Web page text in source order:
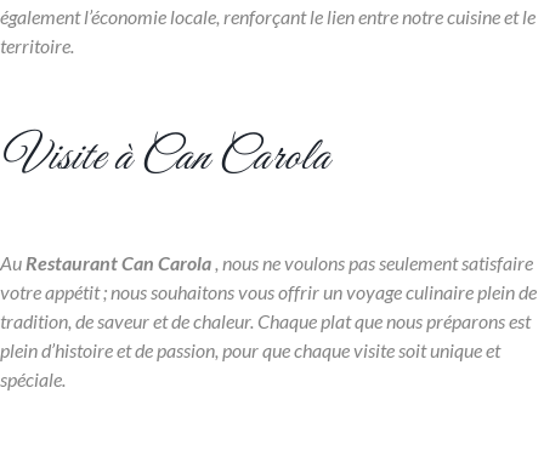
également l’économie locale, renforçant le lien entre notre cuisine et le
territoire.
Visite à Can Carola
Au Restaurant Can Carola , nous ne voulons pas seulement satisfaire
votre appétit ; nous souhaitons vous offrir un voyage culinaire plein de
tradition, de saveur et de chaleur. Chaque plat que nous préparons est
plein d’histoire et de passion, pour que chaque visite soit unique et
spéciale.